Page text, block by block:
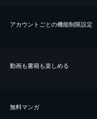
アカウントごとの機能制限設定
動画も書籍も楽しめる
無料マンガ